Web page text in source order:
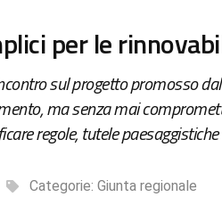
per le
sul progetto promosso
ma senza mai
regole, tutele
Categorie: Giunta regionale